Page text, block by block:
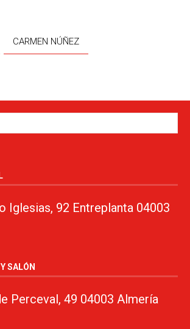
CARMEN NÚÑEZ
Iglesias, 92 Entreplanta 04003
SALÓN
Perceval, 49 04003 Almería